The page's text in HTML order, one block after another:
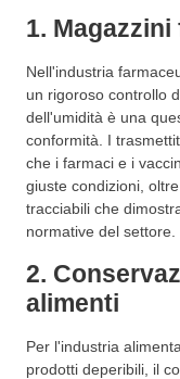
1.
Nell'industria
un rigoroso controllo
dell'umidità è una
conformità. I
che i farmaci e i
giuste condizioni,
tracciabili che
normative del settore.
2.
alimenti
Per l'industria
prodotti deperibili, il